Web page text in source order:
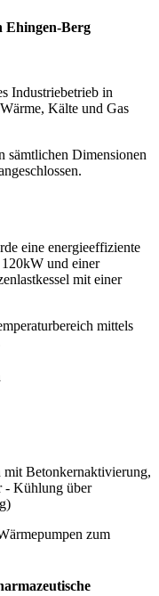
Ehingen-Berg
Industriebetrieb in
Kälte und Gas
sämtlichen Dimensionen
eine energieeffiziente
120kW und einer
mit einer
mittels
Betonkernaktivierung,
- Kühlung über
zum